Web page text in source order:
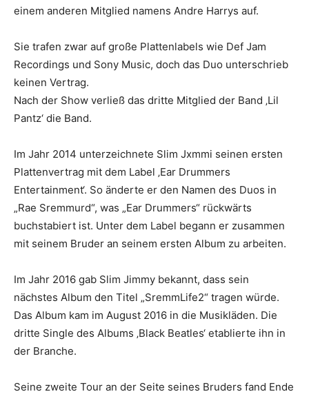
einem anderen Mitglied namens Andre Harrys auf.
Sie trafen zwar auf große Plattenlabels wie Def Jam
Recordings und Sony Music, doch das Duo unterschrieb
keinen Vertrag.
Nach der Show verließ das dritte Mitglied der Band ‚Lil
Pantz‘ die Band.
Im Jahr 2014 unterzeichnete Slim Jxmmi seinen ersten
Plattenvertrag mit dem Label ‚Ear Drummers
Entertainment‘. So änderte er den Namen des Duos in
„Rae Sremmurd“, was „Ear Drummers“ rückwärts
buchstabiert ist. Unter dem Label begann er zusammen
mit seinem Bruder an seinem ersten Album zu arbeiten.
Im Jahr 2016 gab Slim Jimmy bekannt, dass sein
nächstes Album den Titel „SremmLife2“ tragen würde.
Das Album kam im August 2016 in die Musikläden. Die
dritte Single des Albums ‚Black Beatles‘ etablierte ihn in
der Branche.
Seine zweite Tour an der Seite seines Bruders fand Ende